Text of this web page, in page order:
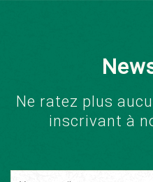
Ne ratez plus
inscrivant à